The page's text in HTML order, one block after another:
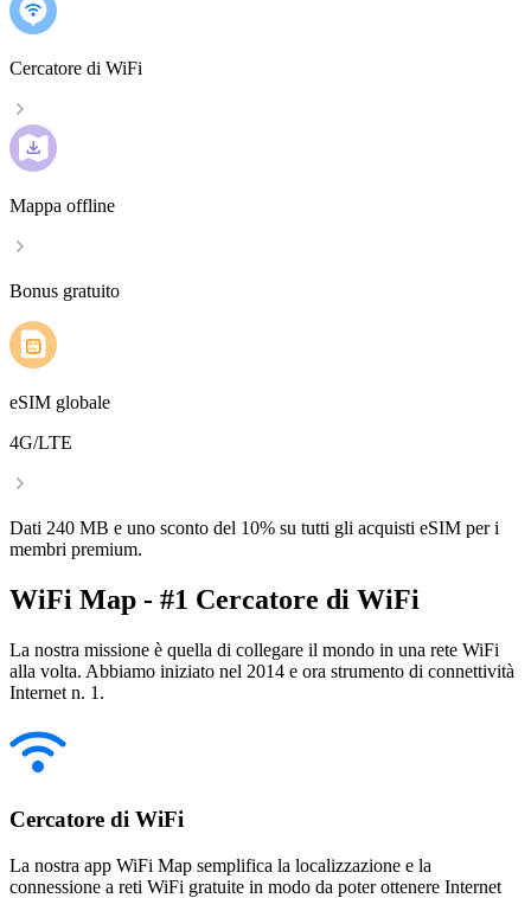
Cercatore di WiFi
Mappa offline
Bonus gratuito
eSIM globale
4G/LTE
Dati 240 MB e uno sconto del 10% su tutti gli acquisti eSIM per i
membri premium.
WiFi Map - #1 Cercatore di WiFi
La nostra missione è quella di collegare il mondo in una rete WiFi
alla volta. Abbiamo iniziato nel 2014 e ora strumento di connettività
Internet n. 1.
Cercatore di WiFi
La nostra app WiFi Map semplifica la localizzazione e la
connessione a reti WiFi gratuite in modo da poter ottenere Internet